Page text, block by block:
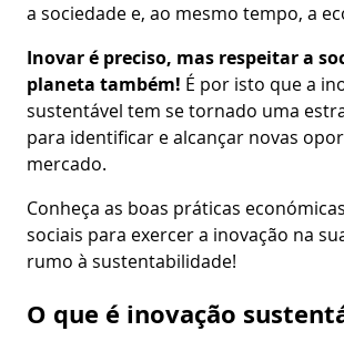
a sociedade e, ao mesmo tempo, a
Inovar é preciso, mas respeitar a
planeta também! É por isto que a
sustentável tem se tornado uma
para identificar e alcançar novas
mercado.
Conheça as boas práticas
sociais para exercer a inovação na
rumo à sustentabilidade!
O que é inovação